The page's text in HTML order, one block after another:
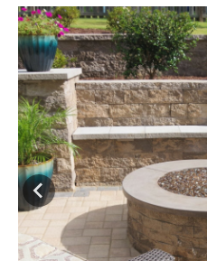
e
n
s
i
n
a
n
e
w
t
a
b